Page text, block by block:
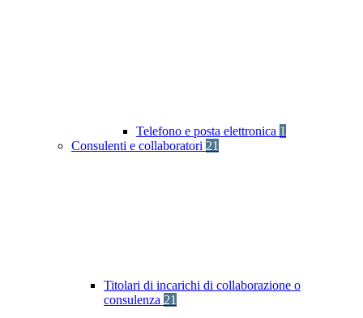
Telefono e posta elettronica 1
Consulenti e collaboratori 21
Titolari di incarichi di collaborazione o
consulenza 21